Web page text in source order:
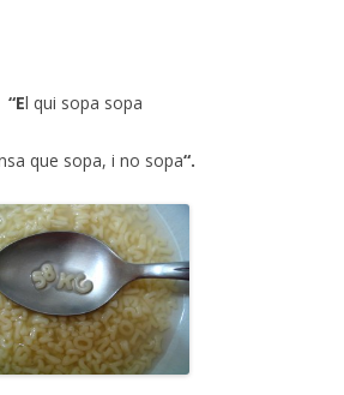
“El qui sopa sopa
que sopa, i no sopa“.